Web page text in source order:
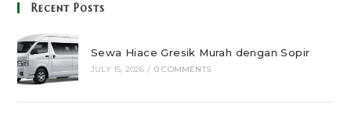
Recent Posts
Sewa Hiace Gresik Murah dengan Sopir
JULY 15, 2026 / 0 COMMENTS